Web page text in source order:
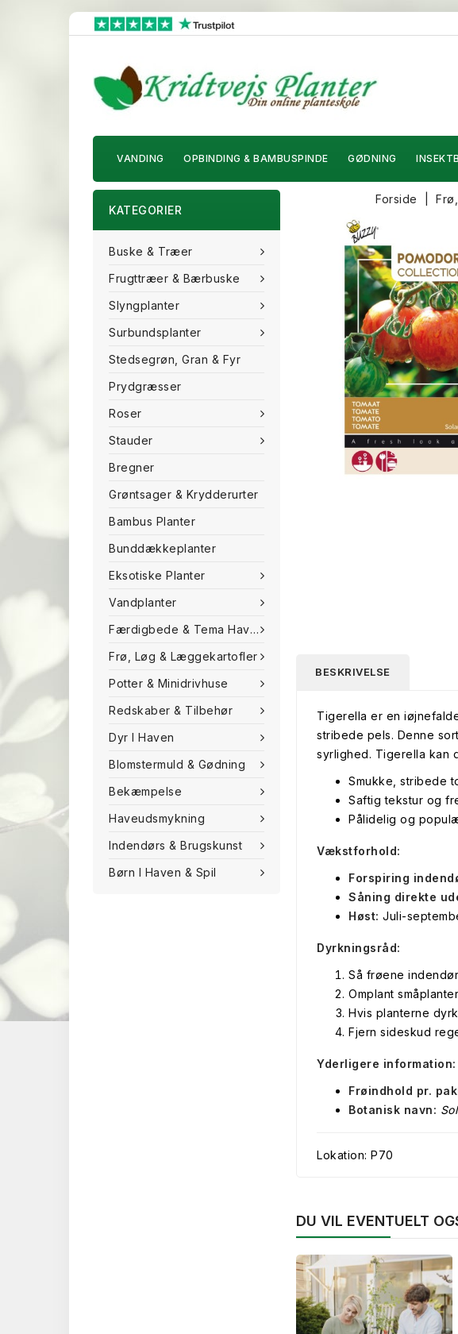
VANDING OPBINDING & BAMBUSPINDE GØDNING
KATEGORIER
Buske & Træer
Frugttræer & Bærbuske
Slyngplanter
Surbundsplanter
Stedsegrøn, Gran & Fyr
Prydgræsser
Roser
Stauder
Bregner
Grøntsager & Krydderurter
Bambus Planter
Bunddækkeplanter
Eksotiske Planter
Vandplanter
Færdigbede & Tema Haven
Frø, Løg & Læggekartofler
Potter & Minidrivhuse
Redskaber & Tilbehør
Dyr I Haven
Blomstermuld & Gødning
Bekæmpelse
Haveudsmykning
Indendørs & Brugskunst
Børn I Haven & Spil
Forside
BESKRIVELSE
Tigerella er en
stribede pels. Denne
syrlighed. Tigerella kan
Smukke, stribede
Saftig tekstur og
Pålidelig og
Vækstforhold:
Forspiring
Såning direkte
Høst: Juli-
Dyrkningsråd:
Så frøene
Omplant
Hvis planterne
Fjern sideskud
Yderligere information:
Frøindhold pr.
Botanisk navn:
Lokation: P70
DU VIL EVENTUELT